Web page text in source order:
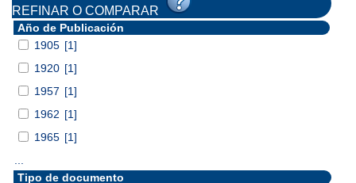
REFINAR O COMPARAR
Año de Publicación
1905 [1]
1920 [1]
1957 [1]
1962 [1]
1965 [1]
Tipo de documento